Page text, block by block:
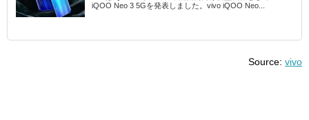
iQOO Neo 3 5Gを発表しました。vivo iQOO Neo...
Source: vivo